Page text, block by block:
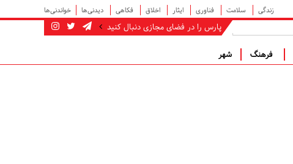
زندگی سلامت فناوری ایثار اخلاق فکاهی دیدنی‌ها خواندنی‌ها
پارس را در فضای مجازی دنبال کنید
فرهنگ شهر